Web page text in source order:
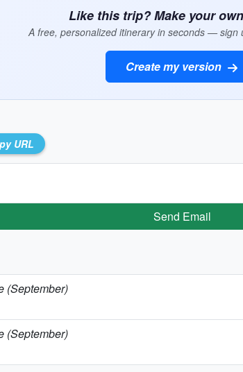
Like this trip? Make your
A free, personalized itinerary in seconds — sign
Create my version
URL
Send Email
(September)
(September)